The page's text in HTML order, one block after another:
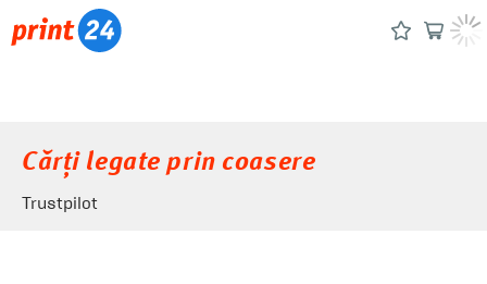
Cărți legate prin coasere
Trustpilot